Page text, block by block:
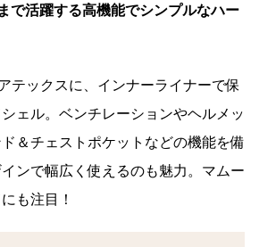
で活躍する高機能でシンプルなハー
テックスに、インナーライナーで保
ェル。ベンチレーションやヘルメッ
＆チェストポケットなどの機能を備
ンで幅広く使えるのも魅力。マムー
も注目！